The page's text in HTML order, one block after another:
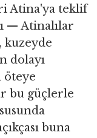
Atina'ya teklif
— Atinalılar
kuzeyde
dolayı
bu güçlerle
buna